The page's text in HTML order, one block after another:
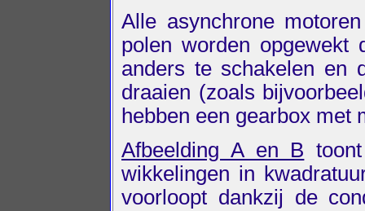
Alle asynchrone
polen worden
anders te schakelen en
draaien (zoals
hebben een gearbox met
Afbeelding A en B
wikkelingen in
voorloopt dankzij de